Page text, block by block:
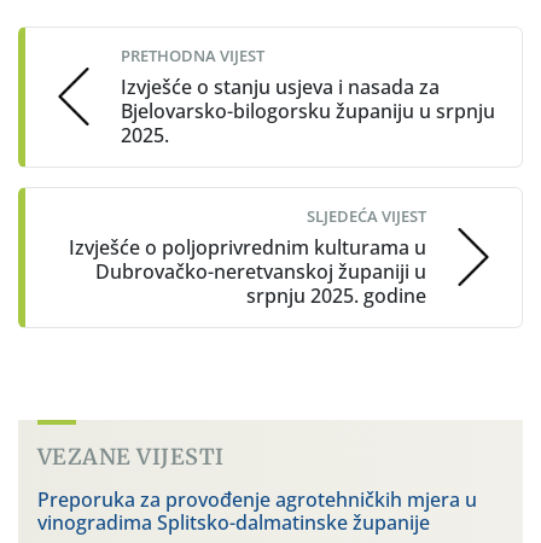
navigation
PRETHODNA VIJEST
Izvješće o stanju usjeva i nasada za
Bjelovarsko-bilogorsku županiju u srpnju
2025.
SLJEDEĆA VIJEST
Izvješće o poljoprivrednim kulturama u
Dubrovačko-neretvanskoj županiji u
srpnju 2025. godine
VEZANE VIJESTI
Preporuka za provođenje agrotehničkih mjera u
vinogradima Splitsko-dalmatinske županije